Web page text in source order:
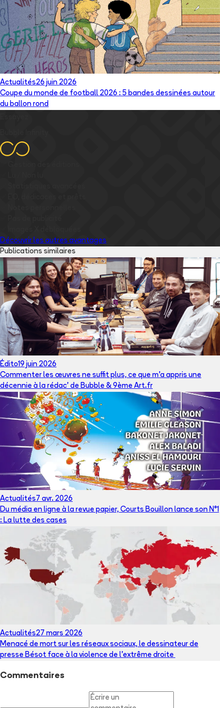
Actualités26 juin 2026
Coupe du monde de football 2026 : 5 bandes dessinées autour
du ballon rond
Découvrir les autres avantages
Publications similaires
Édito19 juin 2026
Commenter les œuvres ne suffit plus, ce que m’a appris une
décennie à la rédac’ de Bubble & 9ème Art.fr
Actualités 7 avr. 2026
Du média en ligne à la revue papier, Courts Bouillon lance son N°1
: La lutte des cases
Actualités27 mars 2026
Menacé de mort sur les réseaux sociaux, le dessinateur de
presse Bésot face à la violence de l’extrême droite
Commentaires